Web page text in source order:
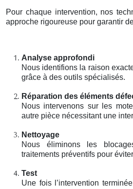
Pour chaque intervention, nos
approche rigoureuse pour garantir
Analyse approfondi
Nous identifions la raison
grâce à des outils spécialisés.
Réparation des éléments
Nous intervenons sur les
autre pièce nécessitant une
Nettoyage
Nous éliminons les
traitements préventifs pour
Test
Une fois l’intervention